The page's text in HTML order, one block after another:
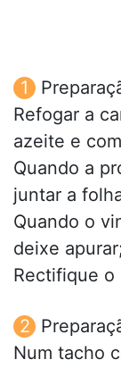
Refogar a
azeite e
Quando a
juntar a
Quando o
deixe
Rectifique o
Num tacho